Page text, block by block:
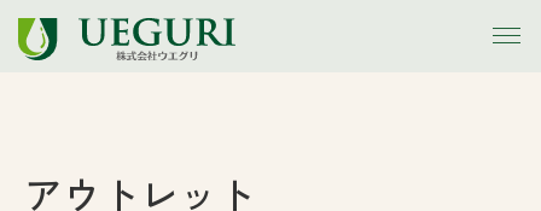
アウトレット